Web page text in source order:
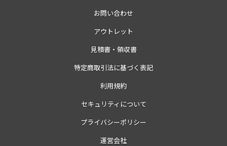
お問い合わせ
アウトレット
見積書・領収書
特定商取引法に基づく表記
利用規約
セキュリティについて
プライバシーポリシー
運営会社